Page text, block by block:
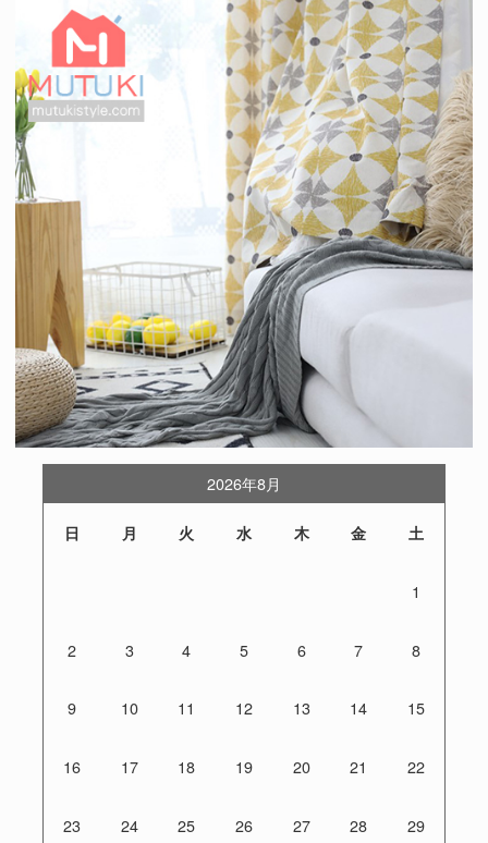
2026年8月
日 月 火 水 木 金 土
1
2 3 4 5 6 7 8
9 10 11 12 13 14 15
16 17 18 19 20 21 22
23 24 25 26 27 28 29